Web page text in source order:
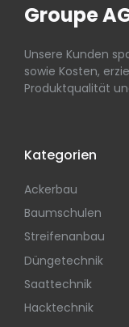
Groupe
Unsere Kunden
sowie Kosten,
Produktqualität
Kategorien
Ackerbau
Baumschulen
Streifenanbau
Düngetechnik
Saattechnik
Hacktechnik